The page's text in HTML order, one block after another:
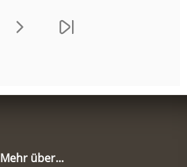
Mehr über...